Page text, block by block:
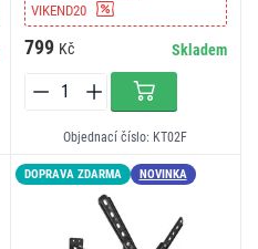
VIKEND20
799 Kč Skladem
Objednací číslo: KT02F
DOPRAVA ZDARMA NOVINKA